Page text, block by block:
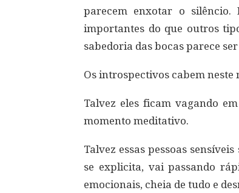
parecem enxotar o silêncio.
importantes do que outros
sabedoria das bocas parece
Os introspectivos cabem neste
Talvez eles ficam vagando
momento meditativo.
Talvez essas pessoas
se explicita, vai passando
emocionais, cheia de tudo e